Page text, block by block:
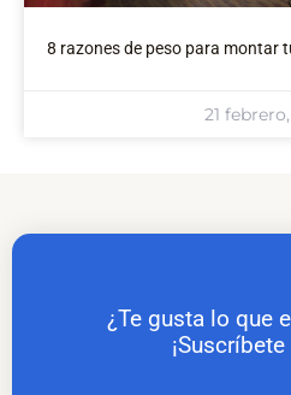
8 razones de peso para montar
21
¿Te gusta lo que